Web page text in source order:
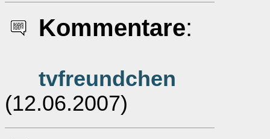
Kommentare:
tvfreundchen
(12.06.2007)